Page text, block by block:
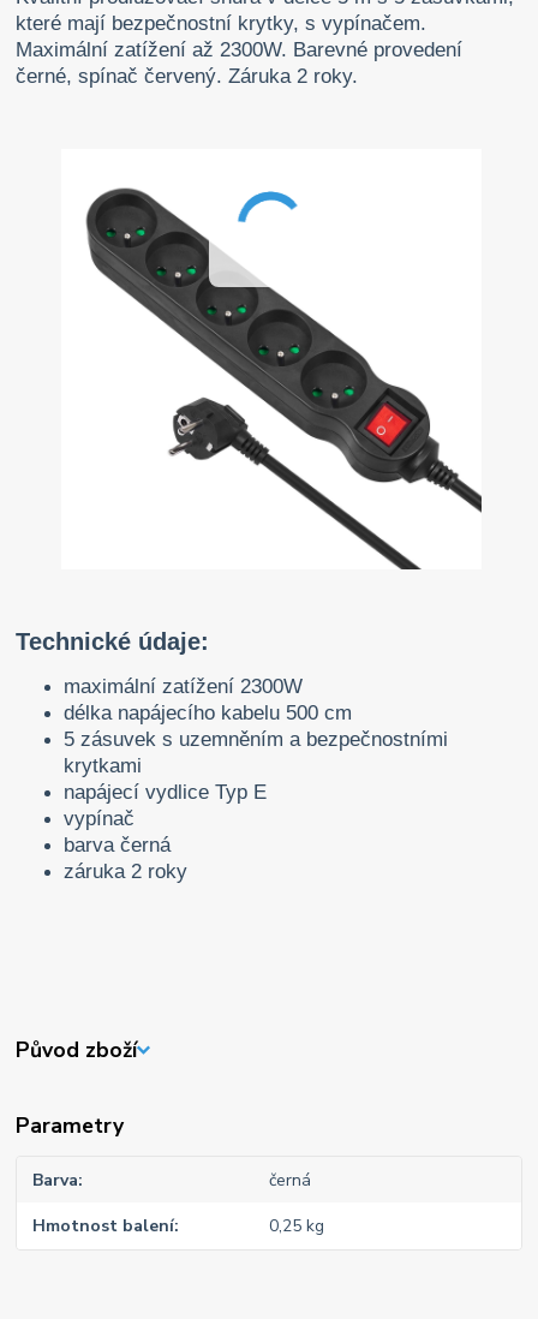
které mají bezpečnostní krytky, s vypínačem.
Maximální zatížení až 2300W. Barevné provedení
černé, spínač červený. Záruka 2 roky.
Technické údaje:
maximální zatížení 2300W
délka napájecího kabelu 500 cm
5 zásuvek s uzemněním a bezpečnostními
krytkami
napájecí vydlice Typ E
vypínač
barva černá
záruka 2 roky
Původ zboží
Parametry
Barva černá
Hmotnost balení 0,25 kg